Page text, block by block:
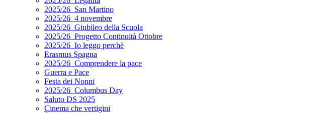
2025/26_San Martino
2025/26_4 novembre
2025/26_Giubileo della Scuola
2025/26_Progetto Continuità Ottobre
2025/26_Io leggo perchè
Erasmus Spagna
2025/26_Comprendere la pace
Guerra e Pace
Festa dei Nonni
2025/26_Columbus Day
Saluto DS 2025
Cinema che vertigini